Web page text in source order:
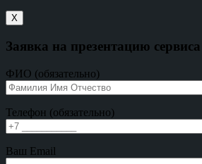
X
Заявка на презентацию
ФИО (обязательно)
Телефон (обязательно)
Ваш Email